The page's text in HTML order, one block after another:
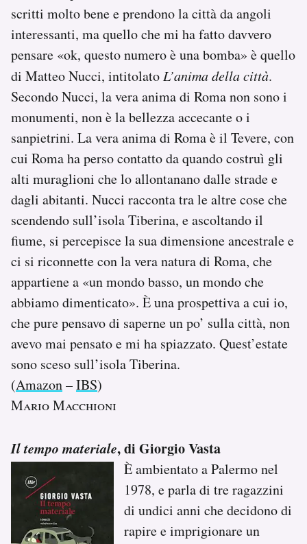
scritti molto bene e prendono la città da angoli
interessanti, ma quello che mi ha fatto davvero
pensare «ok, questo numero è una bomba» è quello
di Matteo Nucci, intitolato L’anima della città.
Secondo Nucci, la vera anima di Roma non sono i
monumenti, non è la bellezza accecante o i
sanpietrini. La vera anima di Roma è il Tevere, con
cui Roma ha perso contatto da quando costruì gli
alti muraglioni che lo allontanano dalle strade e
dagli abitanti. Nucci racconta tra le altre cose che
scendendo sull’isola Tiberina, e ascoltando il
fiume, si percepisce la sua dimensione ancestrale e
ci si riconnette con la vera natura di Roma, che
appartiene a «un mondo basso, un mondo che
abbiamo dimenticato». È una prospettiva a cui io,
che pure pensavo di saperne un po’ sulla città, non
avevo mai pensato e mi ha spiazzato. Quest’estate
sono sceso sull’isola Tiberina.
(Amazon–IBS)
Mario Macchioni
Il tempo materiale, di Giorgio Vasta
È ambientato a Palermo nel
1978, e parla di tre ragazzini
di undici anni che decidono di
rapire e imprigionare un